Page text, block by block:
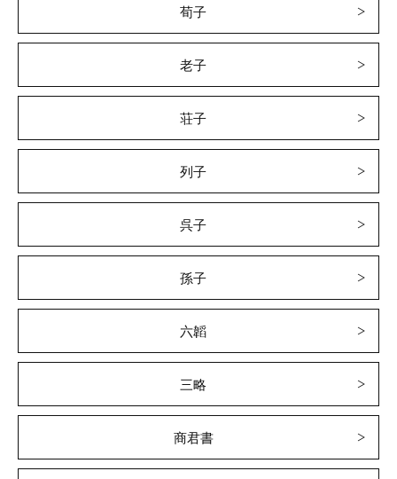
荀子
老子
荘子
列子
呉子
孫子
六韜
三略
商君書